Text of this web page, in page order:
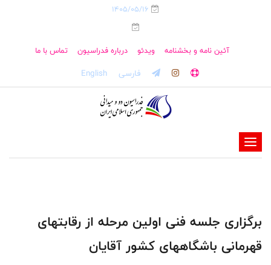
1405/05/16
آئین نامه و بخشنامه ویدئو درباره فدراسیون تماس با ما
فارسی English
-
-
-
-
برگزاری جلسه فنی اولین مرحله از رقابتهای
قهرمانی باشگاههای کشور آقایان